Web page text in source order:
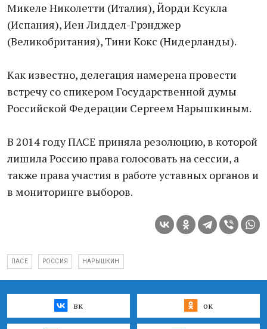
Микеле Николетти (Италия), Йорди Ксукла
(Испания), Иен Лиддел-Грэнджер
(Великобритания), Тини Кокс (Нидерланды).
Как известно, делегация намерена провести
встречу со спикером Государственной думы
Российской Федерации Сергеем Нарышкиным.
В 2014 году ПАСЕ приняла резолюцию, в которой
лишила Россию права голосовать на сессии, а
также права участия в работе уставных органов и
в мониторинге выборов.
ПАСЕ РОССИЯ НАРЫШКИН
вк ок